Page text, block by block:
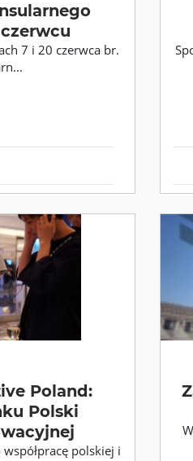
7 i 20 czerwca br.
Poland:
Polski
polskiej i